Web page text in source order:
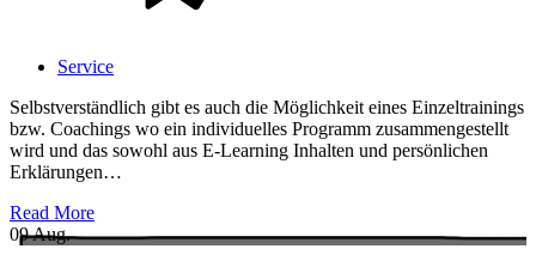
Service
Selbstverständlich gibt es auch die Möglichkeit eines Einzeltrainings
bzw. Coachings wo ein individuelles Programm zusammengestellt
wird und das sowohl aus E-Learning Inhalten und persönlichen
Erklärungen…
Read More
09Aug.